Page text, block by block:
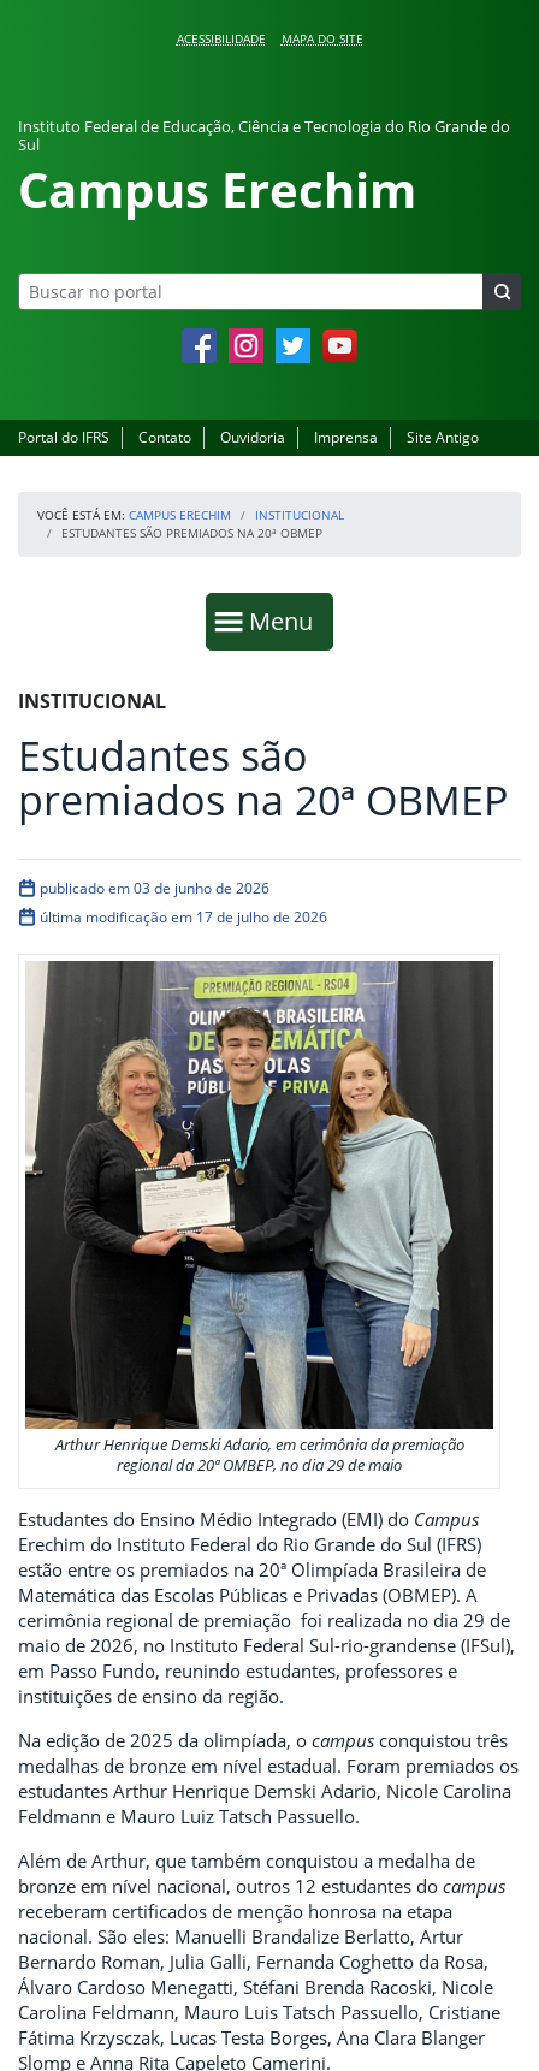
ACESSIBILIDADE MAPA DO SITE
Instituto Federal de Educação, Ciência e Tecnologia do Rio Grande do
Sul
Campus Erechim
FacebookInstagramTwitter YouTube
Portal do IFRS Contato Ouvidoria Imprensa Site Antigo
VOCÊ ESTÁ EM: CAMPUS ERECHIM
INSTITUCIONAL
ESTUDANTES SÃO PREMIADOS NA 20ª OBMEP
Mostrar
Menu
Fim da navegação
Início do conteúdo
INSTITUCIONAL
Estudantes são
premiados na 20ª OBMEP
publicado em 03 de junho de 2026
última modificação em 17 de julho de 2026
Arthur Henrique Demski Adario, em cerimônia da premiação
regional da 20ª OMBEP, no dia 29 de maio
Estudantes do Ensino Médio Integrado (EMI) do Campus
Erechim do Instituto Federal do Rio Grande do Sul (IFRS)
estão entre os premiados na 20ª Olimpíada Brasileira de
Matemática das Escolas Públicas e Privadas (OBMEP). A
cerimônia regional de premiação foi realizada no dia 29 de
maio de 2026, no Instituto Federal Sul-rio-grandense (IFSul),
em Passo Fundo, reunindo estudantes, professores e
instituições de ensino da região.
Na edição de 2025 da olimpíada, o campus conquistou três
medalhas de bronze em nível estadual. Foram premiados os
estudantes Arthur Henrique Demski Adario, Nicole Carolina
Feldmann e Mauro Luiz Tatsch Passuello.
Além de Arthur, que também conquistou a medalha de
bronze em nível nacional, outros 12 estudantes do campus
receberam certificados de menção honrosa na etapa
nacional. São eles: Manuelli Brandalize Berlatto, Artur
Bernardo Roman, Julia Galli, Fernanda Coghetto da Rosa,
Álvaro Cardoso Menegatti, Stéfani Brenda Racoski, Nicole
Carolina Feldmann, Mauro Luis Tatsch Passuello, Cristiane
Fátima Krzysczak, Lucas Testa Borges, Ana Clara Blanger
Slomp e Anna Rita Capeleto Camerini.